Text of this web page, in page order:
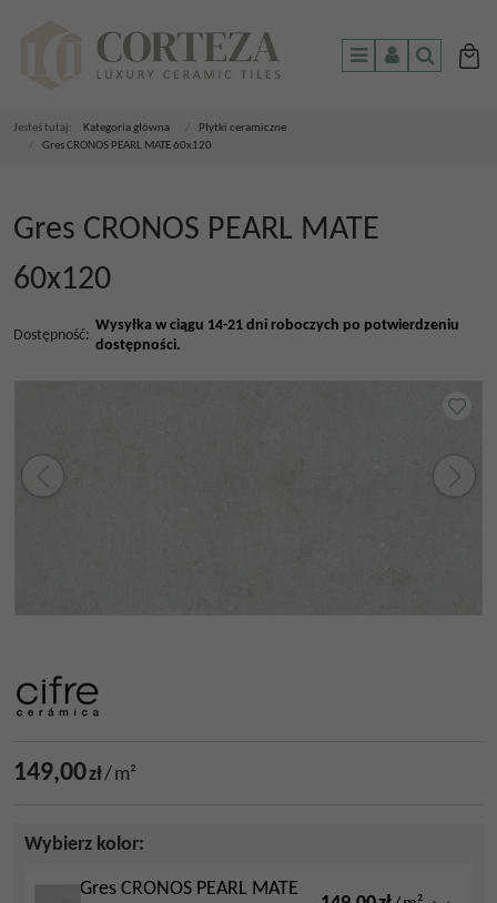
MenuPanelSzukaj
Jesteś tutaj: Kategoria główna
Płytki ceramiczne
Gres CRONOS PEARL MATE 60x120
Gres CRONOS PEARL MATE
60x120
Dostępność:
Wysyłka w ciągu 14-21 dni roboczych po potwierdzeniu
dostępności.
149,00zł/m²
Wybierz kolor:
Gres CRONOS PEARL MATE